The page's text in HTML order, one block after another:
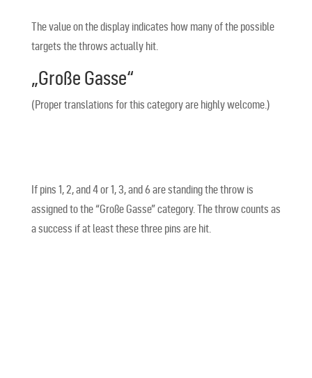
The value on the display indicates how many of the possible
targets the throws actually hit.
„Große Gasse“
(Proper translations for this category are highly welcome.)
If pins 1, 2, and 4 or 1, 3, and 6 are standing the throw is
assigned to the “Große Gasse” category. The throw counts as
a success if at least these three pins are hit.